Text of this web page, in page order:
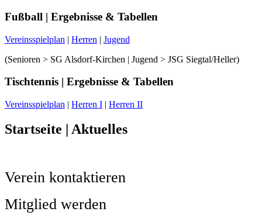
Fußball | Ergebnisse & Tabellen
Vereinsspielplan | Herren | Jugend
(Senioren > SG Alsdorf-Kirchen | Jugend > JSG Siegtal/Heller)
Tischtennis | Ergebnisse & Tabellen
Vereinsspielplan | Herren I | Herren II
Startseite | Aktuelles
Verein kontaktieren
Mitglied werden